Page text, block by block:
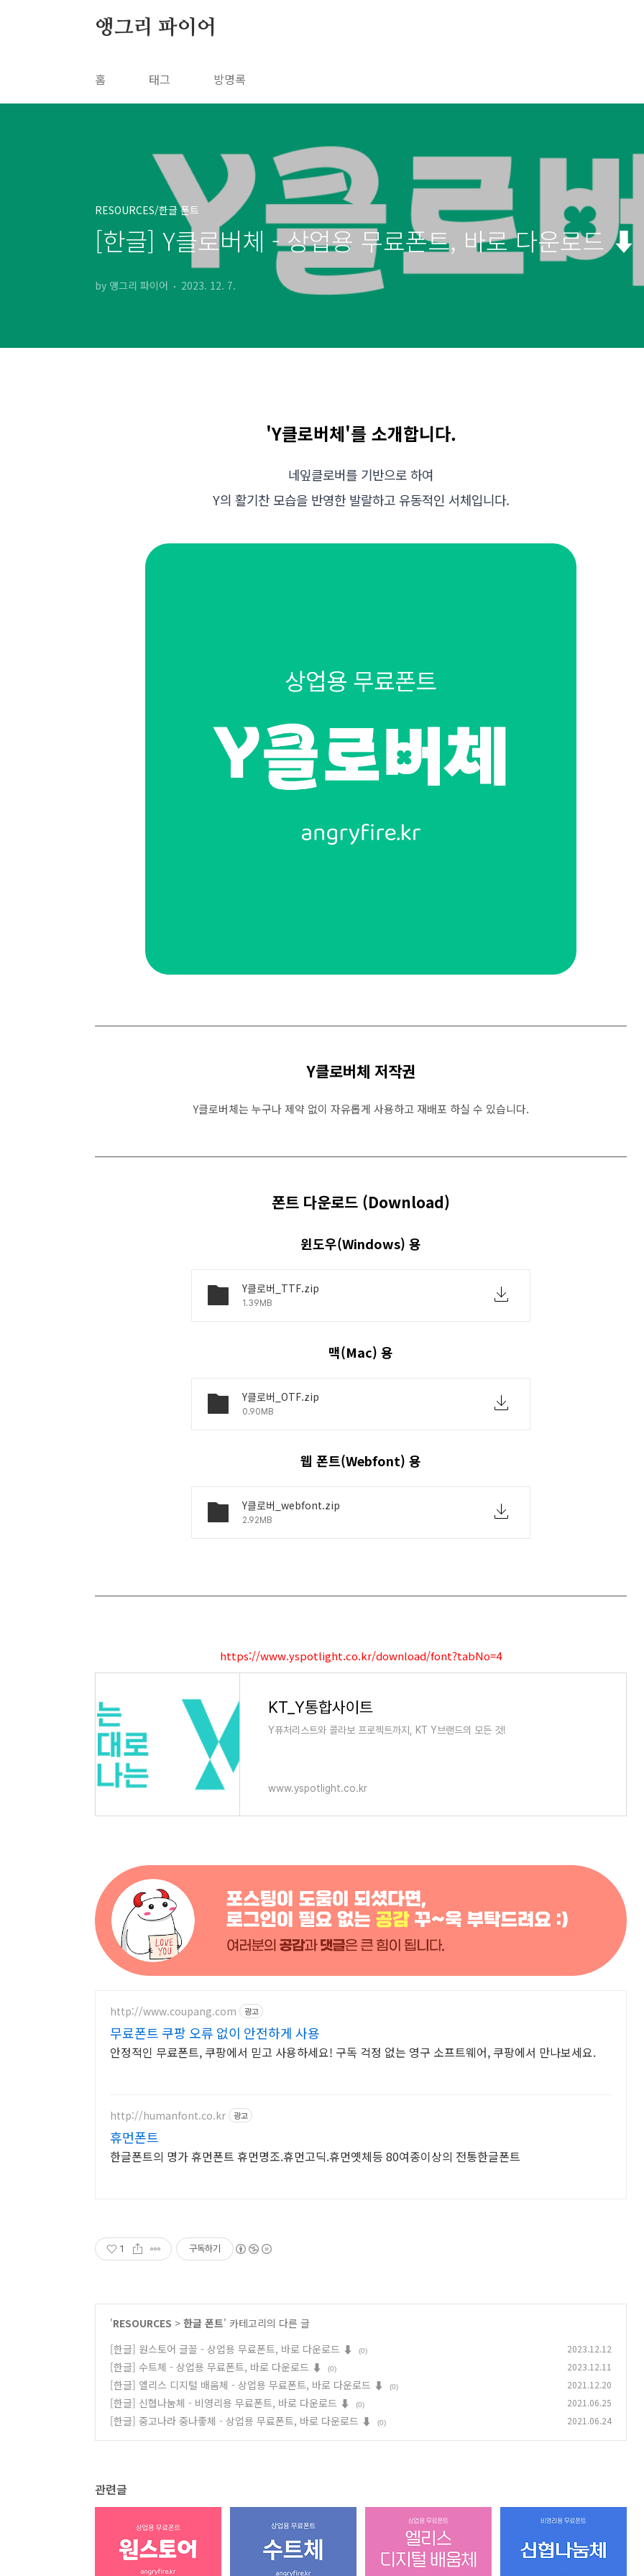
앵그리 파이어
홈 태그 방명록
RESOURCES/한글 폰트
[한글] Y클로버체 - 상업용 무료폰트, 바로 다운로드 ⬇︎
by 앵그리 파이어 2023. 12. 7.
'Y클로버체'를 소개합니다.
네잎클로버를 기반으로 하여
Y의 활기찬 모습을 반영한 발랄하고 유동적인 서체입니다.
Y클로버체 저작권
Y클로버체는 누구나 제약 없이 자유롭게 사용하고 재배포 하실 수 있습니다.
폰트 다운로드 (Download)
윈도우(Windows) 용
Y클로버_TTF.zip
1.39MB
맥(Mac) 용
Y클로버_OTF.zip
0.90MB
웹 폰트(Webfont) 용
Y클로버_webfont.zip
2.92MB
https://www.yspotlight.co.kr/download/font?tabNo=4
KT_Y통합사이트
Y퓨처리스트와 콜라보 프로젝트까지, KT Y브랜드의 모든 것!
www.yspotlight.co.kr
http://www.coupang.com 광고
무료폰트 쿠팡 오류 없이 안전하게 사용
안정적인 무료폰트, 쿠팡에서 믿고 사용하세요! 구독 걱정 없는 영구 소프트웨어, 쿠팡에서 만나보세요.
http://humanfont.co.kr 광고
휴먼폰트
한글폰트의 명가 휴먼폰트 휴먼명조.휴먼고딕.휴먼옛체등 80여종이상의 전통한글폰트
1 구독하기
'RESOURCES > 한글 폰트' 카테고리의 다른 글
[한글] 원스토어 글꼴 - 상업용 무료폰트, 바로 다운로드 ⬇︎
(0) 2023.12.12
[한글] 수트체 - 상업용 무료폰트, 바로 다운로드 ⬇︎ (0) 2023.12.11
[한글] 엘리스 디지털 배움체 - 상업용 무료폰트, 바로 다운로드 ⬇︎ (0) 2021.12.20
[한글] 신협나눔체 - 비영리용 무료폰트, 바로 다운로드 ⬇︎ (0) 2021.06.25
[한글] 중고나라 중나좋체 - 상업용 무료폰트, 바로 다운로드 ⬇︎ (0) 2021.06.24
관련글